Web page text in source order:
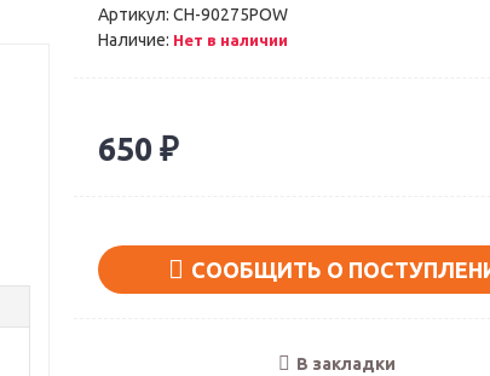
Артикул: CH-90275POW
Наличие: Нет в наличии
650 ₽
СООБЩИТЬ О
В закладки